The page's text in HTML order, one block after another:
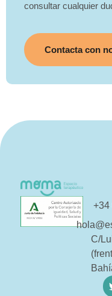
consultar cualquier
Contacta con
+34
C/